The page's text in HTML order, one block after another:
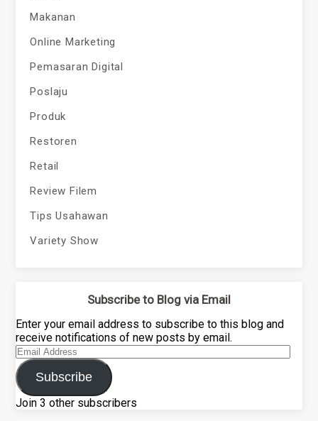
Makanan
Online Marketing
Pemasaran Digital
Poslaju
Produk
Restoren
Retail
Review Filem
Tips Usahawan
Variety Show
Subscribe to Blog via Email
Enter your email address to subscribe to this blog and
receive notifications of new posts by email.
Email
Address
Subscribe
Join 3 other subscribers